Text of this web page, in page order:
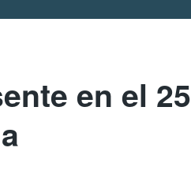
en el 25